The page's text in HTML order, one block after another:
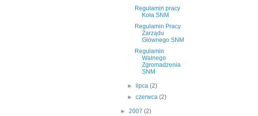
Regulamin pracy
Koła SNM
Regulamin Pracy
Zarządu
Głównego SNM
Regulamin
Walnego
Zgromadzenia
SNM
► lipca(2)
►czerwca(2)
► 2007 (2)